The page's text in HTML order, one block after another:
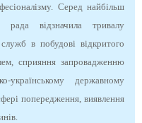
Серед найбільш
рада відзначила тривалу
в побудові відкритого
сприяння запровадженню
українському державному
попередження, виявлення